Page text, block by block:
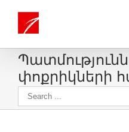
փոքրիկների